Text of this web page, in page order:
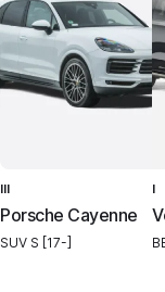
III
Porsche Cayenne
SUV S [17-]
I